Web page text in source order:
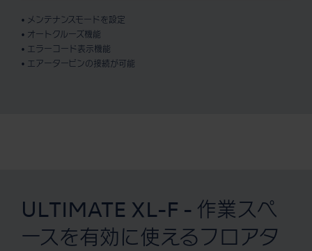
• メンテナンスモードを設定
• オートクルーズ機能
• エラーコード表示機能
• エアータービンの接続が可能
ULTIMATE XL-F - 作業スペ
ースを有効に使えるフロアタ